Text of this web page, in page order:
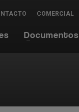
COMERCIAL
Documentos